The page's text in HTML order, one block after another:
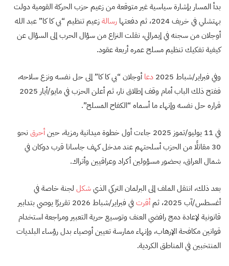
بدأ المسار بإشارة سياسية غير متوقعة من زعيم حزب الحركة القومية دولت
بهتشلي في خريف 2024، ثم دفعتها
رسالةزعيم تنظيم “بي كا كا” عبد الله
أوجلان من سجنه في إيمرالي، نقلت النزاع من سؤال الحرب إلى السؤال عن
كيفية تفكيك تنظيم مسلح عمره أربعة عقود.
وفي فبراير/شباط 2025 دعاأوجلان “بي كا كا” إلى حل نفسه ونزع سلاحه،
ففتح ذلك الباب أمام وقف إطلاق نار، ثم أعلن الحزب في مايو/أيار 2025
قراره حل نفسه وإنهاء ما أسماه “الكفاح المسلح”.
في 11 يوليو/تموز 2025 جاءت أول خطوة ميدانية رمزية، حين أحرق نحو
30 مقاتلًا من الحزب أسلحتهم عند مدخل كهف جاسانا قرب دوكان في
شمال العراق، بحضور مسؤولين أكراد وعراقيين وأتراك.
بعد ذلك، انتقل الملف إلى البرلمان التركي الذيشكل لجنة خاصة في
أغسطس/آب 2025، ثم
أقرت
في فبراير/شباط 2026 تقريرًا يوصي بتدابير
قانونية لإعادة دمج رافضي العنف وتوسيع حرية التعبير ومراجعة استخدام
قوانين مكافحة الإرهاب، وإنهاء ممارسة تعيين أوصياء بدل رؤساء البلديات
المنتخبين في المناطق الكردية.